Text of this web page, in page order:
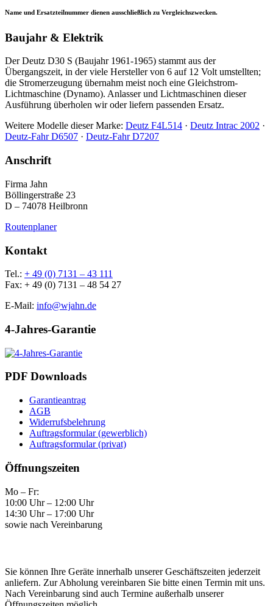
Name und Ersatzteilnummer dienen ausschließlich zu Vergleichszwecken.
Baujahr & Elektrik
Der Deutz D30 S (Baujahr 1961-1965) stammt aus der
Übergangszeit, in der viele Hersteller von 6 auf 12 Volt umstellten;
die Stromerzeugung übernahm meist noch eine Gleichstrom-
Lichtmaschine (Dynamo). Anlasser und Lichtmaschinen dieser
Ausführung überholen wir oder liefern passenden Ersatz.
Weitere Modelle dieser Marke: Deutz F4L514 · Deutz Intrac 2002 ·
Deutz-Fahr D6507 · Deutz-Fahr D7207
Anschrift
Firma Jahn
Böllingerstraße 23
D – 74078 Heilbronn
Routenplaner
Kontakt
Tel.: + 49 (0) 7131 – 43 111
Fax: + 49 (0) 7131 – 48 54 27
E-Mail: info@wjahn.de
4-Jahres-Garantie
PDF Downloads
Garantieantrag
AGB
Widerrufsbelehrung
Auftragsformular (gewerblich)
Auftragsformular (privat)
Öffnungszeiten
Mo – Fr:
10:00 Uhr – 12:00 Uhr
14:30 Uhr – 17:00 Uhr
sowie nach Vereinbarung
Sie können Ihre Geräte innerhalb unserer Geschäftszeiten jederzeit
anliefern. Zur Abholung vereinbaren Sie bitte einen Termin mit uns.
Nach Vereinbarung sind auch Termine außerhalb unserer